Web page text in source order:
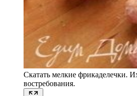
Скатать мелкие фрикаделечки.
востребования.